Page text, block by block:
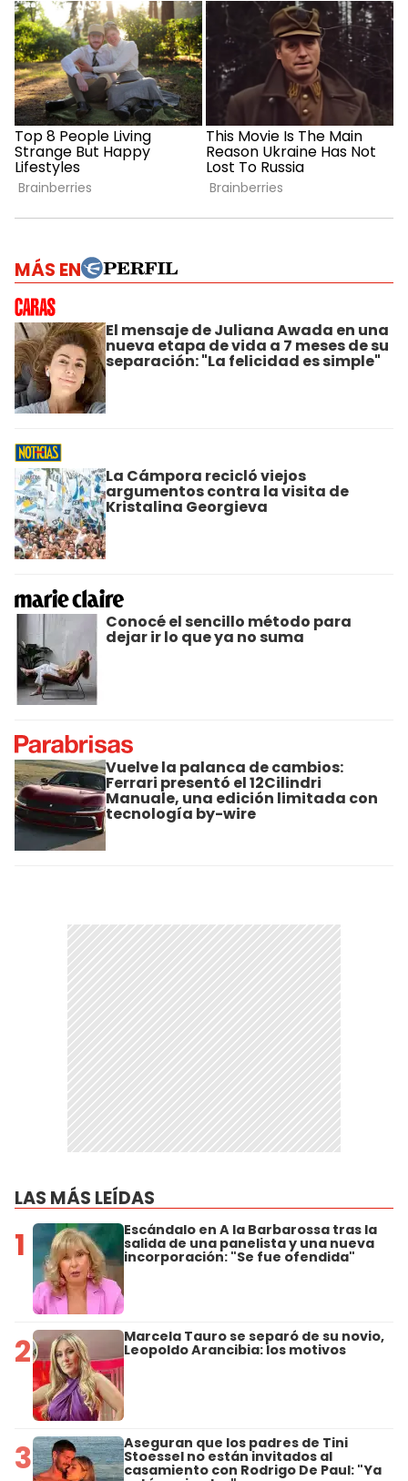
MÁS EN
El mensaje de Juliana Awada en una
nueva etapa de vida a 7 meses de su
separación: "La felicidad es simple"
La Cámpora recicló viejos
argumentos contra la visita de
Kristalina Georgieva
Conocé el sencillo método para
dejar ir lo que ya no suma
Vuelve la palanca de cambios:
Ferrari presentó el 12Cilindri
Manuale, una edición limitada con
tecnología by-wire
LAS MÁS LEÍDAS
1 Escándalo en A la Barbarossa tras la
salida de una panelista y una nueva
incorporación: "Se fue ofendida"
2 Marcela Tauro se separó de su novio,
Leopoldo Arancibia: los motivos
3 Aseguran que los padres de Tini
Stoessel no están invitados al
casamiento con Rodrigo De Paul: "Ya